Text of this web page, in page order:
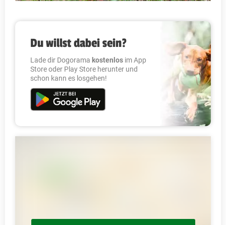
Du willst dabei sein?
Lade dir Dogorama kostenlos im App
Store oder Play Store herunter und
schon kann es losgehen!